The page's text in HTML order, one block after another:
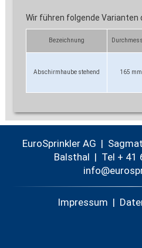
Wir führen folgende Varianten
Bezeichnung
Abschirmhaube stehend 165 mm
EuroSprinkler AG |
Balsthal | Tel + 41
nf
r
Impressum |